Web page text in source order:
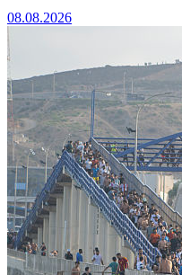
08.08.2026